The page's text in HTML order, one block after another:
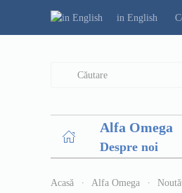
in English
Alfa Omega
Despre noi
Acasă Alfa Omega